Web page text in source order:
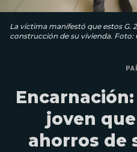
La víctima manifestó que estos G.
construcción de su vivienda. Foto:
joven
ahorros de